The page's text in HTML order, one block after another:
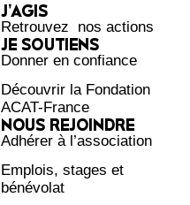
J’AGIS
Retrouvez nos actions
JE SOUTIENS
Donner en confiance
Découvrir la Fondation
ACAT-France
NOUS REJOINDRE
Adhérer à l’association
Emplois, stages et
bénévolat